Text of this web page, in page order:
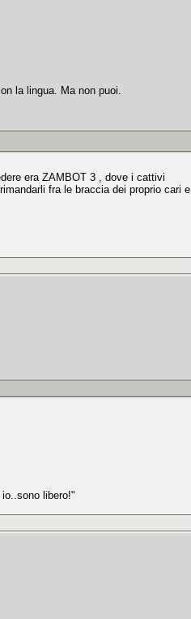
la lingua. Ma non puoi.
era ZAMBOT 3 , dove i cattivi
fra le braccia dei proprio cari e
libero!"